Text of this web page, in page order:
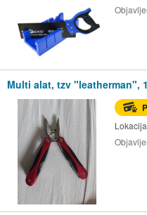
Multi alat, tzv "leatherman",